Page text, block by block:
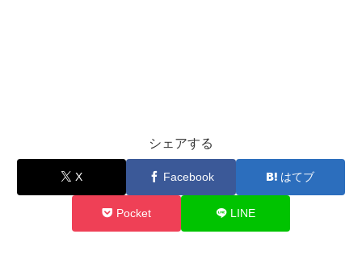
シェアする
X Facebook はてブ
Pocket LINE